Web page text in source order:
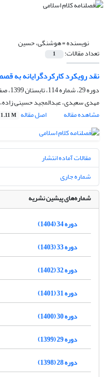
نویسنده =هوشنگی، حسین
تعداد مقالات: 1
نقد رویکرد کارکردگرایانه به
دوره 29، شماره 114، تابستان 1399، صفحه
مهدی سعیدی، عبدالمجید حسینی
مشاهده مقاله
اصل مقاله 1.11 M
مقالات آماده انتشار
شماره جاری
شماره‌های پیشین نشریه
دوره 34 (1404)
دوره 33 (1403)
دوره 32 (1402)
دوره 31 (1401)
دوره 30 (1400)
دوره 29 (1399)
دوره 28 (1398)